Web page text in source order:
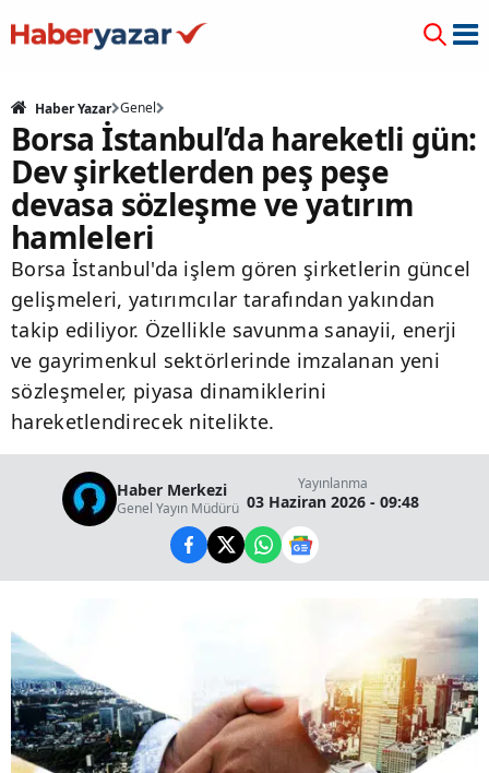
Haber Yazar Genel
Borsa İstanbul’da hareketli gün:
Dev şirketlerden peş peşe
devasa sözleşme ve yatırım
hamleleri
Borsa İstanbul'da işlem gören şirketlerin güncel
gelişmeleri, yatırımcılar tarafından yakından
takip ediliyor. Özellikle savunma sanayii, enerji
ve gayrimenkul sektörlerinde imzalanan yeni
sözleşmeler, piyasa dinamiklerini
hareketlendirecek nitelikte.
Haber Merkezi
Genel Yayın Müdürü
Yayınlanma
03 Haziran 2026 - 09:48